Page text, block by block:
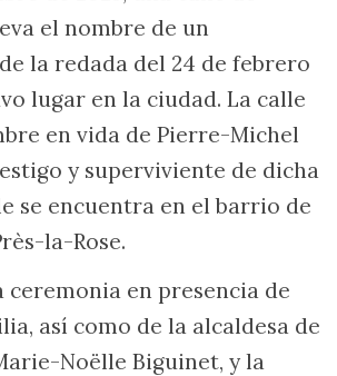
el nombre de un
la redada del 24 de febrero
lugar en la ciudad. La calle
en vida de Pierre-Michel
y superviviente de dicha
se encuentra en el barrio de
la-Rose.
ceremonia en presencia de
así como de la alcaldesa de
Noëlle Biguinet, y la